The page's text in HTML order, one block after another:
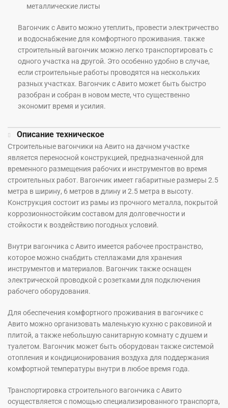
металлические листы
Вагончик с Авито можно утеплить, провести электричество
и водоснабжение для комфортного проживания. также
строительный вагончик можно легко транспортировать с
одного участка на другой. Это особенно удобно в случае,
если строительные работы проводятся на нескольких
разных участках. Вагончик с Авито может быть быстро
разобран и собран в новом месте, что существенно
экономит время и усилия.
Описание техническое
Строительные вагончики на Авито на дачном участке
является переносной конструкцией, предназначенной для
временного размещения рабочих и инструментов во время
строительных работ. Вагончик имеет габаритные размеры 2.5
метра в ширину, 6 метров в длину и 2.5 метра в высоту.
Конструкция состоит из рамы из прочного металла, покрытой
коррозионностойким составом для долговечности и
стойкости к воздействию погодных условий.
Внутри вагончика с Авито имеется рабочее пространство,
которое можно снабдить стеллажами для хранения
инструментов и материалов. Вагончик также оснащен
электрической проводкой с розетками для подключения
рабочего оборудования.
Для обеспечения комфортного проживания в вагончике с
Авито можно организовать маленькую кухню с раковиной и
плитой, а также небольшую санитарную комнату с душем и
туалетом. Вагончик может быть оборудован также системой
отопления и кондиционирования воздуха для поддержания
комфортной температуры внутри в любое время года.
Транспортировка строительного вагончика с Авито
осуществляется с помощью специализированного транспорта,